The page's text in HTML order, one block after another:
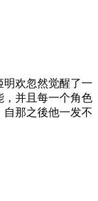
欢忽然觉醒了一
，并且每一个角色
那之後他一发不